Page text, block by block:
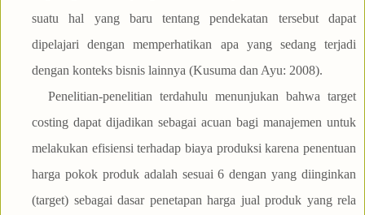
suatu hal yang baru tentang pendekatan tersebut dapat
dipelajari dengan memperhatikan apa yang sedang terjadi
dengan konteks bisnis lainnya (Kusuma dan Ayu: 2008).
Penelitian-penelitian terdahulu menunjukan bahwa target
costing dapat dijadikan sebagai acuan bagi manajemen untuk
melakukan efisiensi terhadap biaya produksi karena penentuan
harga pokok produk adalah sesuai 6 dengan yang diinginkan
(target) sebagai dasar penetapan harga jual produk yang rela